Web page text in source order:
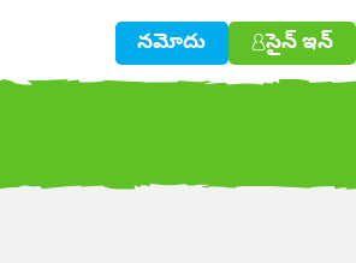
నమోదు సైన్ ఇన్